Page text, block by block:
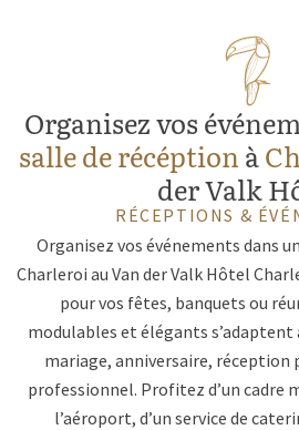
Organisez vos
salle de récéptionà
der Valk
RÉCEPTIONS &
Organisez vos événements dans
Charleroi au Van der Valk Hôtel
pour vos fêtes, banquets ou
modulables et élégants s’adaptent
mariage, anniversaire, réception
professionnel. Profitez d’un cadre
l’aéroport, d’un service de